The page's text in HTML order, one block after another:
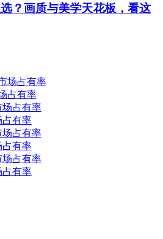
？画质与美学天花板，看这
场占有率
占有率
场占有率
占有率
场占有率
占有率
场占有率
占有率